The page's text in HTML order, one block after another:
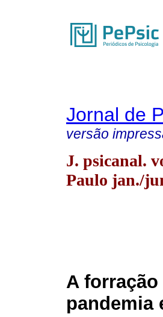
Jornal de
versão
J. psicanal.
Paulo jan./
A
pandemia